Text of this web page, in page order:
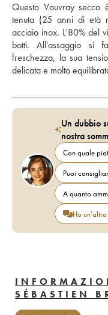
Questo Vouvray
tenuta (25 anni di età
acciaio inox. L'80% del
botti. All'assaggio si
freschezza, la sua
delicata e molto
Un dubbio
nostra
Con quale
Puoi
A quanto
Ho
SÉBASTIEN